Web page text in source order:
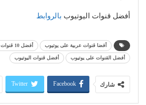
أفضل قنوات اليوتيوب بالروابط
أفضا قنوات عربية على يوتيوب أفضل 10 قنوات على يوتيوب
أفضل القنوات على يوتيوب أفضل قنوات اليوتيوب
شارك Facebook
Twitter